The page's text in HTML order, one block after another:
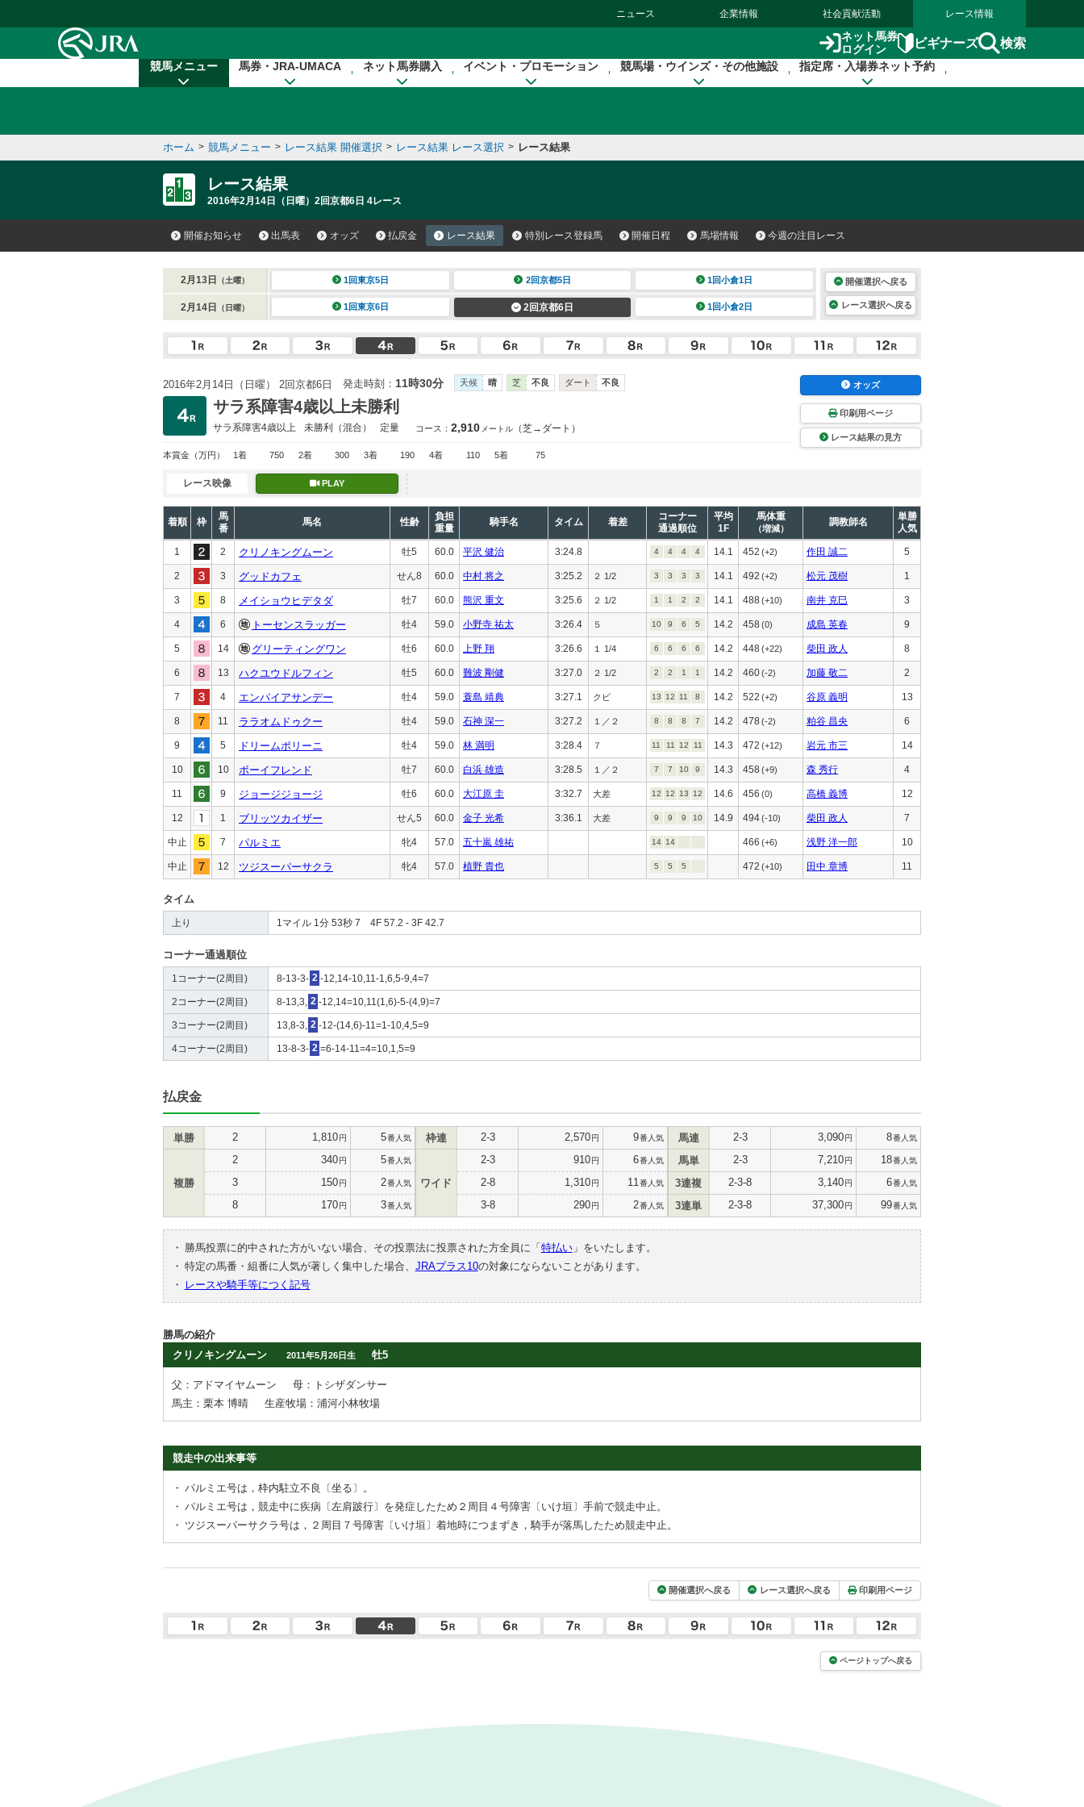
ニュース 企業情報 社会貢献活動 レース情報
ネット馬券
ログイン
ビギナーズ 検索
競馬メニュー 馬券・JRA-UMACA ネット馬券購入 イベント・プロモーション 競馬場・ウインズ・その他施設 指定席・入場券ネット予約
ホーム > 競馬メニュー > レース結果 開催選択 > レース結果 レース選択 > レース結果
レース結果
2016年2月14日（日曜）2回京都6日 4レース
開催お知らせ 出馬表 オッズ 払戻金 レース結果 特別レース登録馬 開催日程 馬場情報 今週の注目レース
2月13日 （土曜） 1回東京5日 2回京都5日 1回小倉1日
2月14日 （日曜） 1回東京6日 2回京都6日 1回小倉2日
開催選択へ戻る
レース選択へ戻る
2016年2月14日（日曜） 2回京都6日 発走時刻： 11時30分 天候 晴 芝 不良 ダート 不良
サラ系障害4歳以上未勝利
サラ系障害4歳以上 未勝利 （混合） 定量 コース： 2,910 メートル （芝→ダート）
本賞金 （万円） 1着 750 2着 300 3着 190 4着 110 5着 75
オッズ
印刷用ページ
レース結果の見方
レース映像 PLAY
着順 枠
馬
番
馬名 性齢
負担
重量
騎手名 タイム 着差
コーナー
通過順位
平均
1F
馬体重
（増減）
調教師名
単勝
人気
1 2 クリノキングムーン 牡5 60.0 平沢 健治 3:24.8 4 4 4 4 14.1 452 (+2) 作田 誠二 5
2 3 グッドカフェ せん8 60.0 中村 将之 3:25.2 ２ 1/2 3 3 3 3 14.1 492 (+2) 松元 茂樹 1
3 8 メイショウヒデタダ 牡7 60.0 熊沢 重文 3:25.6 ２ 1/2 1 1 2 2 14.1 488(+10) 南井 克巳 3
4 6 トーセンスラッガー 牡4 59.0 小野寺 祐太 3:26.4 ５ 10 9 6 5 14.2 458 (0) 成島 英春 9
5 14 グリーティングワン 牡6 60.0 上野 翔 3:26.6 １ 1/4 6 6 6 6 14.2 448(+22) 柴田 政人 8
6 13 ハクユウドルフィン 牡5 60.0 難波 剛健 3:27.0 ２ 1/2 2 2 1 1 14.2 460(-2) 加藤 敬二 2
7 4 エンパイアサンデー 牡4 59.0 蓑島 靖典 3:27.1 クビ 13 12 11 8 14.2 522 (+2) 谷原 義明 13
8 11 ララオムドゥクー 牡4 59.0 石神 深一 3:27.2 １／２ 8 8 8 7 14.2 478 (-2) 粕谷 昌央 6
9 5 ドリームポリーニ 牡4 59.0 林 満明 3:28.4 ７ 11 11 12 11 14.3 472 (+12) 岩元 市三 14
10 10 ボーイフレンド 牡7 60.0 白浜 雄造 3:28.5 １／２ 7 7 10 9 14.3 458 (+9) 森 秀行 4
11 9 ジョージジョージ 牡6 60.0 大江原 圭 3:32.7 大差 12 12 13 12 14.6 456 (0) 高橋 義博 12
12 1 ブリッツカイザー せん5 60.0 金子 光希 3:36.1 大差 9 9 9 10 14.9 494(-10) 柴田 政人 7
中止 7 パルミエ 牝4 57.0 五十嵐 雄祐 14 14 466 (+6) 浅野 洋一郎 10
中止 12 ツジスーパーサクラ 牝4 57.0 植野 貴也 5 5 5 472 (+10) 田中 章博 11
タイム
上り 1マイル 1分 53秒 7 4F 57.2 - 3F 42.7
コーナー通過順位
1コーナー(2周目) 8-13-3- 2 -12,14-10,11-1,6,5-9,4=7
2コーナー(2周目) 8-13,3, 2 -12,14=10,11(1,6)-5-(4,9)=7
3コーナー(2周目) 13,8-3, 2 -12-(14,6)-11=1-10,4,5=9
4コーナー(2周目) 13-8-3- 2 =6-14-11=4=10,1,5=9
払戻金
単勝 2 1,810円 5番人気
複勝
2 340円 5番人気
3 150円 2番人気
8 170円 3番人気
枠連 2-3 2,570円 9番人気
ワイド
2-3 910円 6番人気
2-8 1,310円 11 番人気
3-8 290円 2番人気
馬連 2-3 3,090円 8番人気
馬単 2-3 7,210円 18番人気
3連複 2-3-8 3,140円 6番人気
3連単 2-3-8 37,300円 99番人気
・ 勝馬投票に的中された方がいない場合、その投票法に投票された方全員に「 特払い」をいたします。
・ 特定の馬番・組番に人気が著しく集中した場合、 JRAプラス10の対象にならないことがあります。
・
レースや騎手等につく記号
勝馬の紹介
クリノキングムーン
2011年5月26日生 牡5
父：アドマイヤムーン
母：トシザダンサー
馬主：栗本 博晴
生産牧場：浦河小林牧場
競走中の出来事等
・ パルミエ号は，枠内駐立不良〔坐る〕。
・ パルミエ号は，競走中に疾病〔左肩跛行〕を発症したため２周目４号障害〔いけ垣〕手前で競走中止。
・ ツジスーパーサクラ号は，２周目７号障害〔いけ垣〕着地時につまずき，騎手が落馬したため競走中止。
開催選択へ戻る レース選択へ戻る 印刷用ページ
ページトップへ戻る